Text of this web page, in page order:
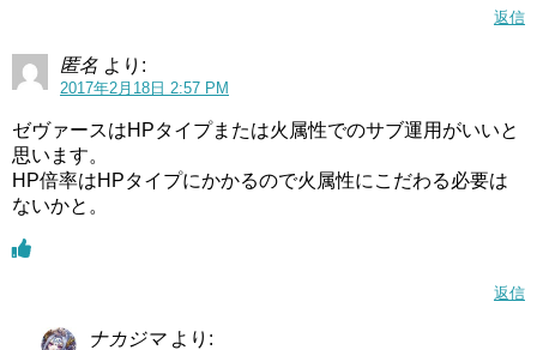
返信
匿名 より:
2017年2月18日 2:57 PM
ゼヴァースはHPタイプまたは火属性でのサブ運用がいいと
思います。
HP倍率はHPタイプにかかるので火属性にこだわる必要は
ないかと。
返信
ナカジマ より: